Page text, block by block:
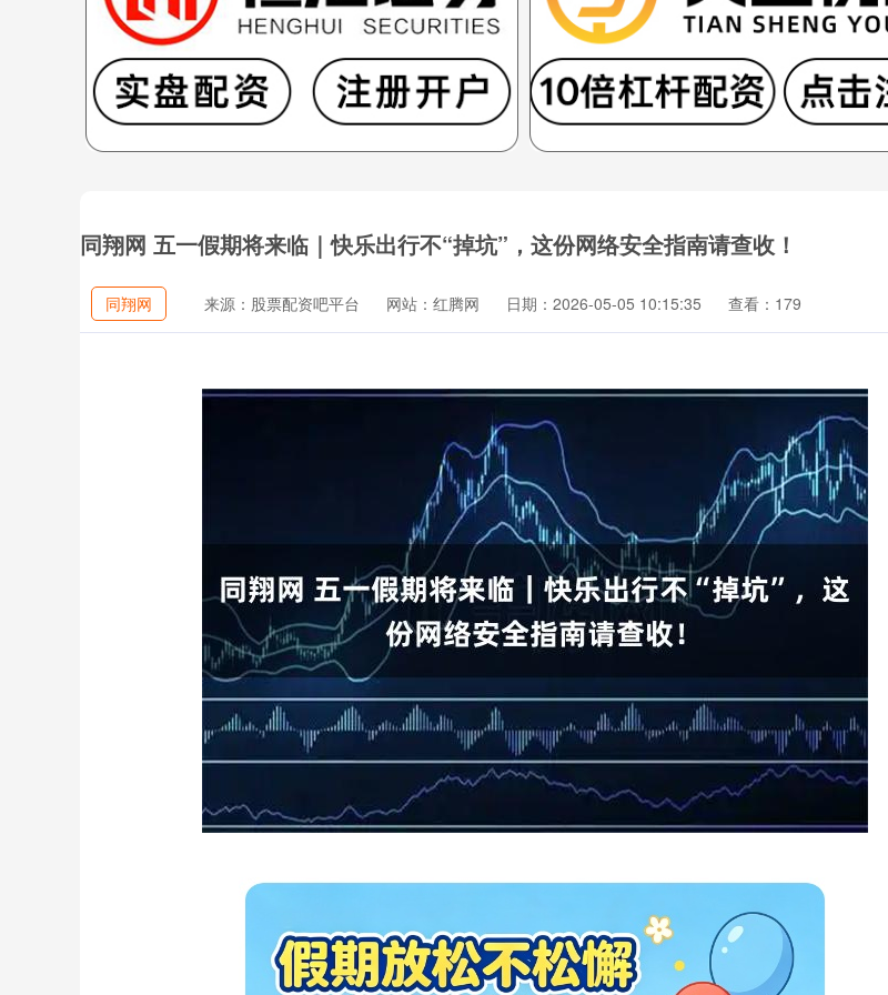
同翔网 五一假期将来临｜快乐出行不“掉坑”，这份网络安全指南请查收！
同翔网 来源：股票配资吧平台 网站：红腾网 日期：2026-05-05 10:15:35 查看：179